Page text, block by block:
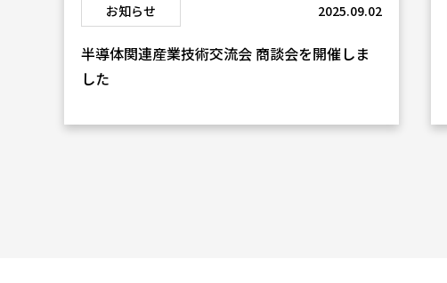
お知らせ 2025.09.02
半導体関連産業技術交流会 商談会を開催しま
した